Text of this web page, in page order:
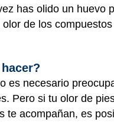
has olido un huevo
de los
es necesario
Pero si tu olor de
te acompañan, es